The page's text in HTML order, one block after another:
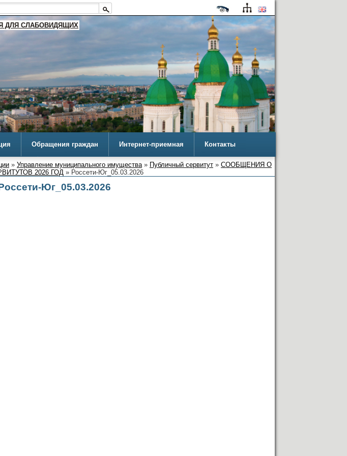
ДЛЯ СЛАБОВИДЯЩИХ
Обращения граждан Интернет-приемная Контакты
» Управление муниципального имущества» Публичный сервитут » СООБЩЕНИЯ О
2026 ГОД » Россети-Юг_05.03.2026
Юг_05.03.2026